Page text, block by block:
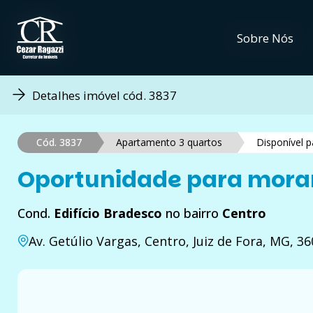
Sobre Nós
Sobre Nós
Detalhes imóvel cód. 3837
Cód. 3837 Apartamento 3 quartos Disponível
Oportunidade para
Cond. Edifício Bradesco no bairro Centro
Av. Getúlio Vargas, Centro, Juiz de Fora, MG,